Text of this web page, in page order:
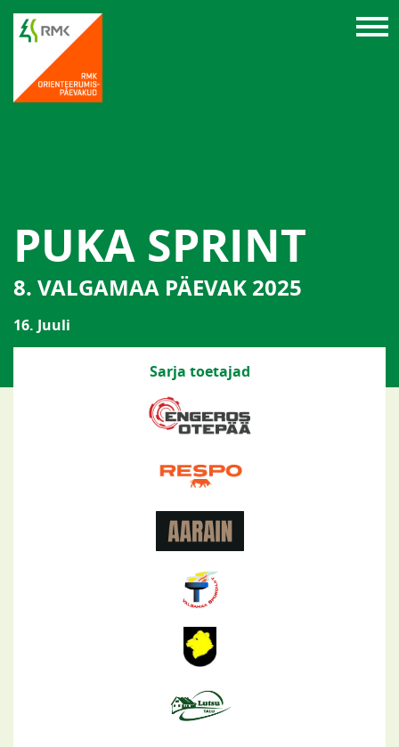
PUKA SPRINT
8. VALGAMAA PÄEVAK 2025
16. Juuli
Sarja toetajad